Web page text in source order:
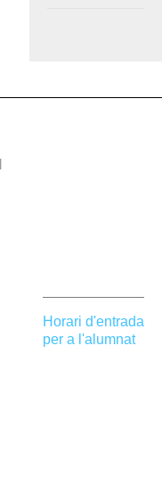
Horari d'entrada
per a l'alumnat